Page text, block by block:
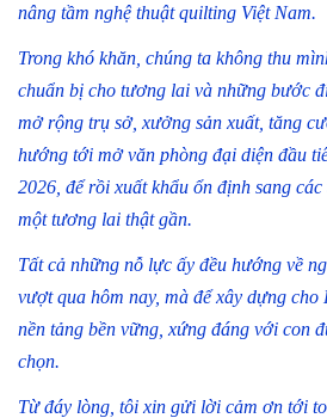
nâng tầm nghệ thuật quilting Việt Nam.
Trong khó khăn, chúng ta không thu
chuẩn bị cho tương lai và những bước
mở rộng trụ sở, xưởng sản xuất, tăng
hướng tới mở văn phòng đại diện đầu
2026, để rồi xuất khẩu ổn định sang
một tương lai thật gần.
Tất cả những nỗ lực ấy đều hướng về
vượt qua hôm nay, mà để xây dựng
nền tảng bền vững, xứng đáng với con
chọn.
Từ đáy lòng, tôi xin gửi lời cảm ơn tới